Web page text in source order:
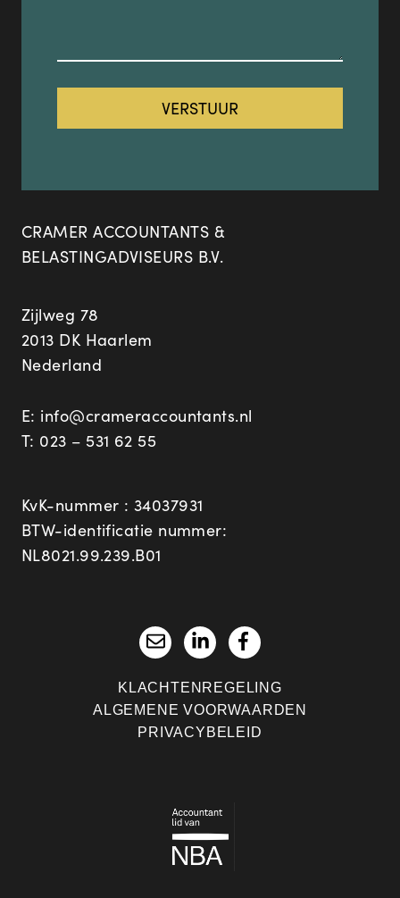
CRAMER ACCOUNTANTS &
BELASTINGADVISEURS B.V.
Zijlweg 78
2013 DK Haarlem
Nederland
E: info@crameraccountants.nl
T: 023 – 531 62 55
KvK-nummer : 34037931
BTW-identificatie nummer:
NL8021.99.239.B01
KLACHTENREGELING
ALGEMENE VOORWAARDEN
PRIVACYBELEID